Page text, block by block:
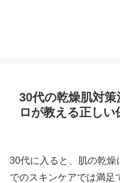
30代の乾燥肌対
ロが教える正しい
30代に入ると、肌の乾燥
でのスキンケアでは満足